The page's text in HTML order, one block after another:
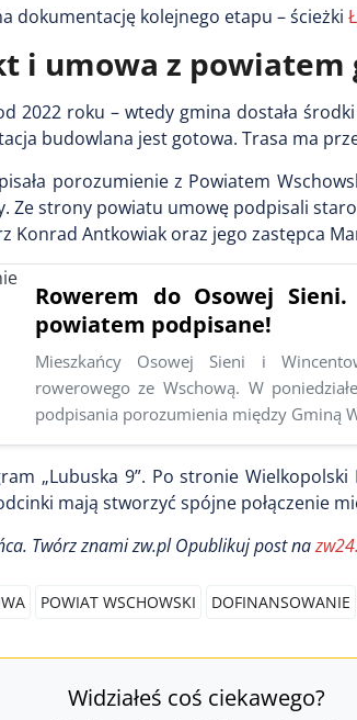
dokumentację kolejnego etapu – ścieżki
i umowa z powiatem
2022 roku – wtedy gmina dostała
budowlana jest gotowa. Trasa ma
porozumienie z Powiatem
Ze strony powiatu umowę podpisali
Antkowiak oraz jego zastępca
Rowerem do Osowej
powiatem podpisane!
Mieszkańcy Osowej Sieni i
rowerowego ze Wschową. W
podpisania porozumienia między Gminą
„Lubuska 9”. Po stronie
mają stworzyć spójne połączenie
Twórz znami zw.pl Opublikuj post na
POWIAT WSCHOWSKI DOFINANSOWANIE
Widziałeś coś ciekawego?